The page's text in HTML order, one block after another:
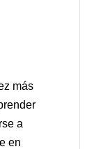
más
a
en